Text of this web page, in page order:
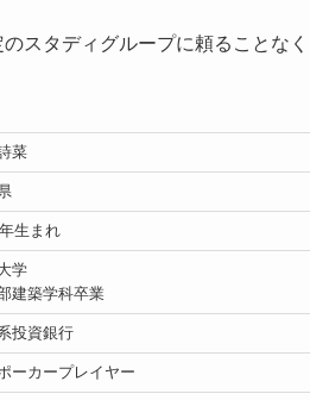
スタディグループに頼ることな
菜
生まれ
学
建築学科卒業
投資銀行
ーカープレイヤー